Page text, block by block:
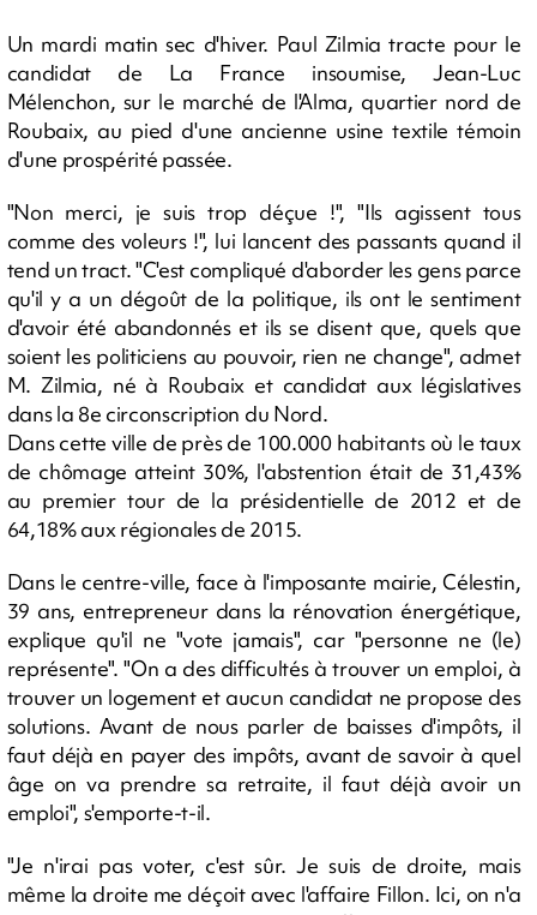
Un mardi matin sec d'hiver. Paul Zilmia tracte pour le
candidat de La France insoumise, Jean-Luc
Mélenchon, sur le marché de l'Alma, quartier nord de
Roubaix, au pied d'une ancienne usine textile témoin
d'une prospérité passée.
"Non merci, je suis trop déçue !", "Ils agissent tous
comme des voleurs !", lui lancent des passants quand il
tend un tract. "C'est compliqué d'aborder les gens parce
qu'il y a un dégoût de la politique, ils ont le sentiment
d'avoir été abandonnés et ils se disent que, quels que
soient les politiciens au pouvoir, rien ne change", admet
M. Zilmia, né à Roubaix et candidat aux législatives
dans la 8e circonscription du Nord.
Dans cette ville de près de 100.000 habitants où le taux
de chômage atteint 30%, l'abstention était de 31,43%
au premier tour de la présidentielle de 2012 et de
64,18% aux régionales de 2015.
Dans le centre-ville, face à l'imposante mairie, Célestin,
39 ans, entrepreneur dans la rénovation énergétique,
explique qu'il ne "vote jamais", car "personne ne (le)
représente". "On a des difficultés à trouver un emploi, à
trouver un logement et aucun candidat ne propose des
solutions. Avant de nous parler de baisses d'impôts, il
faut déjà en payer des impôts, avant de savoir à quel
âge on va prendre sa retraite, il faut déjà avoir un
emploi", s'emporte-t-il.
"Je n'irai pas voter, c'est sûr. Je suis de droite, mais
même la droite me déçoit avec l'affaire Fillon. Ici, on n'a